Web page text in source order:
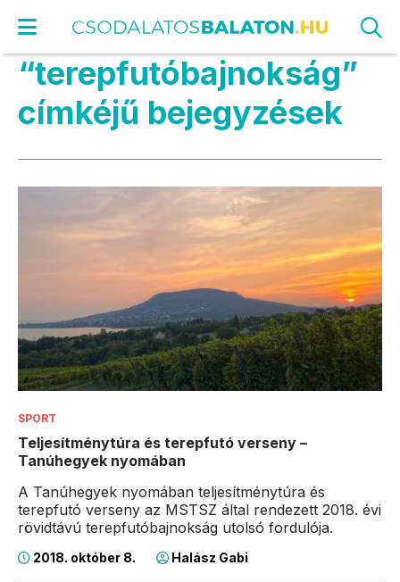
“terepfutóbajnokság”
címkéjű bejegyzések
SPORT
Teljesítménytúra és terepfutó verseny –
Tanúhegyek nyomában
A Tanúhegyek nyomában teljesítménytúra és
terepfutó verseny az MSTSZ által rendezett 2018. évi
rövidtávú terepfutóbajnokság utolsó fordulója.
2018. október 8. Halász Gabi